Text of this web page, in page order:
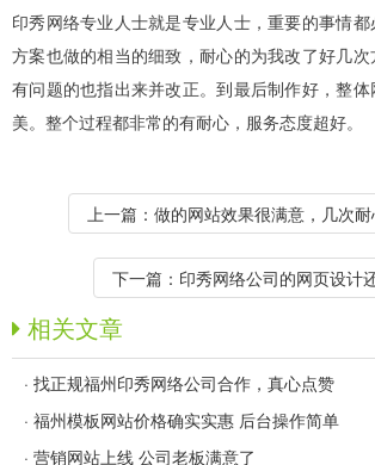
印秀网络专业人士就是专业人士，重要的事情
方案也做的相当的细致，耐心的为我改了好几
有问题的也指出来并改正。到最后制作好，整
美。整个过程都非常的有耐心，服务态度超好。
上一篇： 做的网站效果很满意，几次
下一篇： 印秀网络公司的网页设计
相关文章
· 找正规福州印秀网络公司合作，真心点赞
· 福州模板网站价格确实实惠 后台操作简单
· 营销网站上线 公司老板满意了